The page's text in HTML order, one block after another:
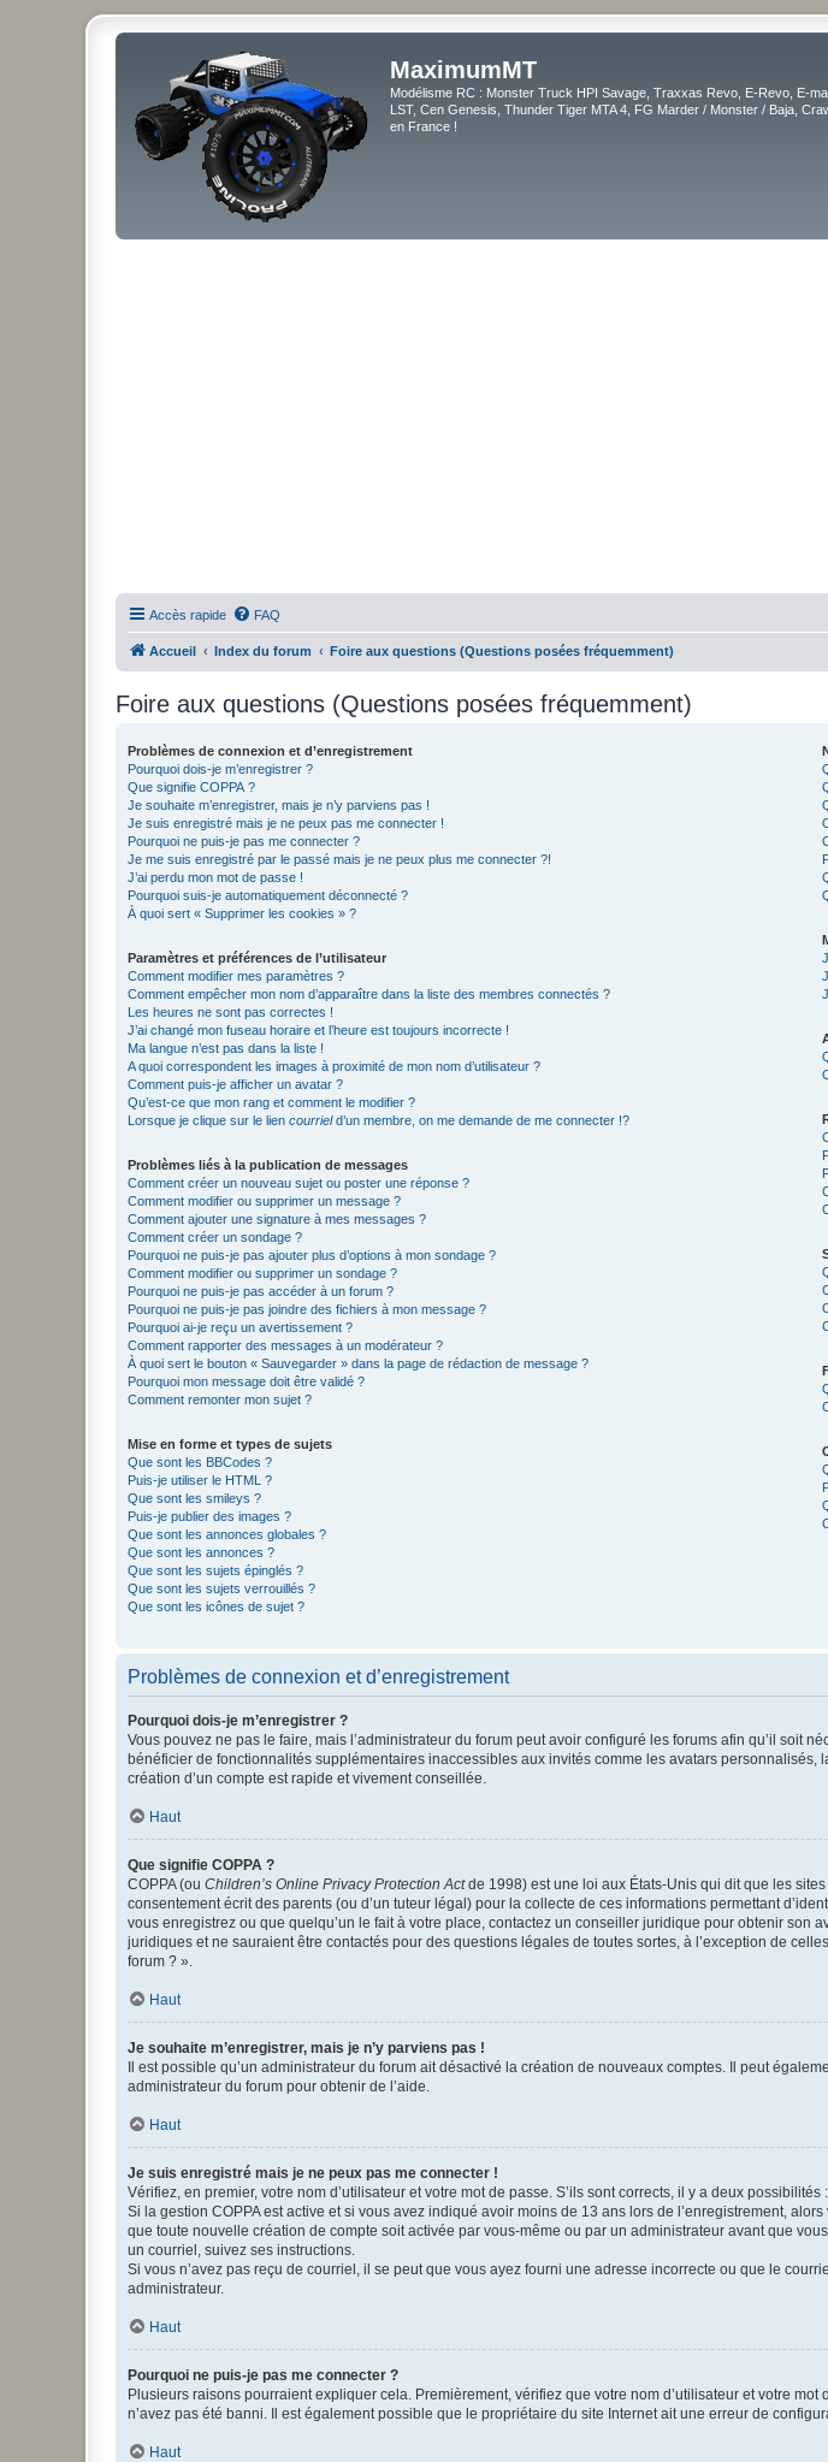
MaximumMT
Modélisme RC : Monster Truck HPI Savage, Traxxas Revo, E-Revo, E-
LST, Cen Genesis, Thunder Tiger MTA 4, FG Marder / Monster / Baja,
en France !
Accès rapide FAQ
Accueil Index du forum Foire aux questions (Questions posées fréquemment)
Foire aux questions (Questions posées fréquemment)
Problèmes de connexion et d’enregistrement
Pourquoi dois-je m’enregistrer ?
Que signifie COPPA ?
Je souhaite m’enregistrer, mais je n’y parviens pas !
Je suis enregistré mais je ne peux pas me connecter !
Pourquoi ne puis-je pas me connecter ?
Je me suis enregistré par le passé mais je ne peux plus me connecter ?!
J’ai perdu mon mot de passe !
Pourquoi suis-je automatiquement déconnecté ?
À quoi sert « Supprimer les cookies » ?
Paramètres et préférences de l’utilisateur
Comment modifier mes paramètres ?
Comment empêcher mon nom d’apparaître dans la liste des membres connectés ?
Les heures ne sont pas correctes !
J’ai changé mon fuseau horaire et l’heure est toujours incorrecte !
Ma langue n’est pas dans la liste !
A quoi correspondent les images à proximité de mon nom d’utilisateur ?
Comment puis-je afficher un avatar ?
Qu’est-ce que mon rang et comment le modifier ?
Lorsque je clique sur le lien courrield’un membre, on me demande de me connecter !?
Problèmes liés à la publication de messages
Comment créer un nouveau sujet ou poster une réponse ?
Comment modifier ou supprimer un message ?
Comment ajouter une signature à mes messages ?
Comment créer un sondage ?
Pourquoi ne puis-je pas ajouter plus d’options à mon sondage ?
Comment modifier ou supprimer un sondage ?
Pourquoi ne puis-je pas accéder à un forum ?
Pourquoi ne puis-je pas joindre des fichiers à mon message ?
Pourquoi ai-je reçu un avertissement ?
Comment rapporter des messages à un modérateur ?
À quoi sert le bouton « Sauvegarder » dans la page de rédaction de message ?
Pourquoi mon message doit être validé ?
Comment remonter mon sujet ?
Mise en forme et types de sujets
Que sont les BBCodes ?
Puis-je utiliser le HTML ?
Que sont les smileys ?
Puis-je publier des images ?
Que sont les annonces globales ?
Que sont les annonces ?
Que sont les sujets épinglés ?
Que sont les sujets verrouillés ?
Que sont les icônes de sujet ?
Problèmes de connexion et d’enregistrement
Pourquoi dois-je m’enregistrer ?
Vous pouvez ne pas le faire, mais l’administrateur du forum peut avoir configuré les forums afin qu’il soit
bénéficier de fonctionnalités supplémentaires inaccessibles aux invités comme les avatars
création d’un compte est rapide et vivement conseillée.
Haut
Que signifie COPPA ?
COPPA (ou Children’s Online Privacy Protection Actde 1998) est une loi aux États-Unis qui dit que les
consentement écrit des parents (ou d’un tuteur légal) pour la collecte de ces informations permettant
vous enregistrez ou que quelqu’un le fait à votre place, contactez un conseiller juridique pour obtenir
juridiques et ne sauraient être contactés pour des questions légales de toutes sortes, à l’exception de
forum ? ».
Haut
Je souhaite m’enregistrer, mais je n’y parviens pas !
Il est possible qu’un administrateur du forum ait désactivé la création de nouveaux comptes. Il peut
administrateur du forum pour obtenir de l’aide.
Haut
Je suis enregistré mais je ne peux pas me connecter !
Vérifiez, en premier, votre nom d’utilisateur et votre mot de passe. S’ils sont corrects, il y a deux possibilités :
Si la gestion COPPA est active et si vous avez indiqué avoir moins de 13 ans lors de l’enregistrement,
que toute nouvelle création de compte soit activée par vous-même ou par un administrateur avant que
un courriel, suivez ses instructions.
Si vous n’avez pas reçu de courriel, il se peut que vous ayez fourni une adresse incorrecte ou que le
administrateur.
Haut
Pourquoi ne puis-je pas me connecter ?
Plusieurs raisons pourraient expliquer cela. Premièrement, vérifiez que votre nom d’utilisateur et votre
n’avez pas été banni. Il est également possible que le propriétaire du site Internet ait une erreur de
Haut